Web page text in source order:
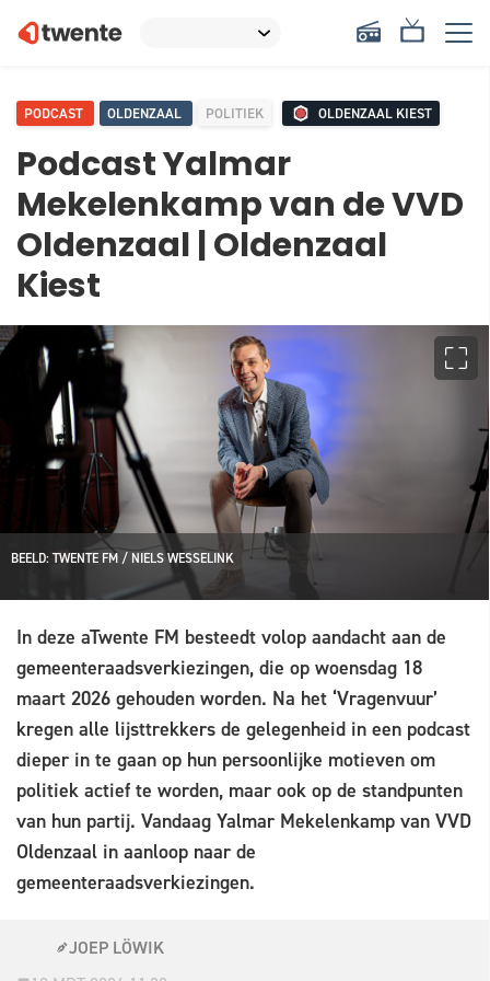
PODCAST OLDENZAAL POLITIEK OLDENZAAL KIEST
Podcast Yalmar
Mekelenkamp van de VVD
Oldenzaal | Oldenzaal
Kiest
BEELD: TWENTE FM / NIELS WESSELINK
In deze aTwente FM besteedt volop aandacht aan de
gemeenteraadsverkiezingen, die op woensdag 18
maart 2026 gehouden worden. Na het ‘Vragenvuur’
kregen alle lijsttrekkers de gelegenheid in een podcast
dieper in te gaan op hun persoonlijke motieven om
politiek actief te worden, maar ook op de standpunten
van hun partij. Vandaag Yalmar Mekelenkamp van VVD
Oldenzaal in aanloop naar de
gemeenteraadsverkiezingen.
JOEP LÖWIK